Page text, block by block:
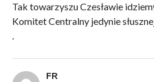
Tak towarzyszu Czesławie
Komitet Centralny jedynie
.
FR